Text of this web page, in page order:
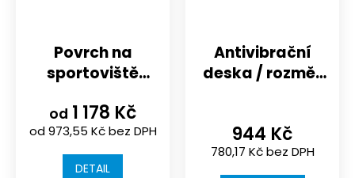
Povrch na
sportoviště
hřiště NOVISA |
1000x1000mm |
skryté spoje
od 973,55 Kč bez DPH
od 1 178 Kč
DETAIL
Antivibrační
deska / rozměr
780,17 Kč bez DPH
944 Kč